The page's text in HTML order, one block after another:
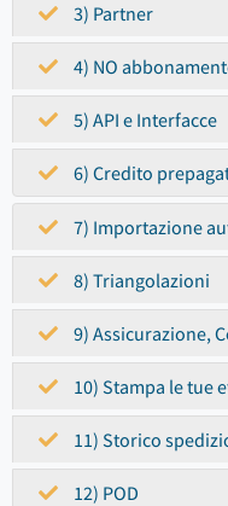
3) Partner
4) NO
5) API e Interfacce
6) Credito
7) Importazione
8) Triangolazioni
9) Assicurazione,
10) Stampa le tue
11) Storico
12) POD